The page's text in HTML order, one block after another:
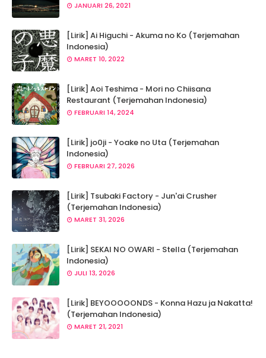
JANUARI 26, 2021
[Lirik] Ai Higuchi - Akuma no Ko (Terjemahan
Indonesia)
MARET 10, 2022
[Lirik] Aoi Teshima - Mori no Chiisana
Restaurant (Terjemahan Indonesia)
FEBRUARI 14, 2024
[Lirik] jo0ji - Yoake no Uta (Terjemahan
Indonesia)
FEBRUARI 27, 2026
[Lirik] Tsubaki Factory - Jun'ai Crusher
(Terjemahan Indonesia)
MARET 31, 2026
[Lirik] SEKAI NO OWARI - Stella (Terjemahan
Indonesia)
JULI 13, 2026
[Lirik] BEYOOOOONDS - Konna Hazu ja Nakatta!
(Terjemahan Indonesia)
MARET 21, 2021